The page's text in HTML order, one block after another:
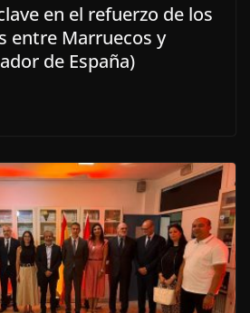
en el refuerzo de los
entre Marruecos y
de España)